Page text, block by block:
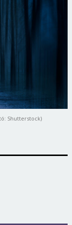
Shutterstock)